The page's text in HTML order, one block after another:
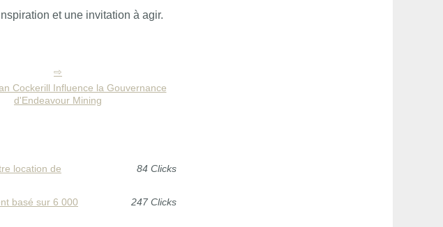
et une invitation à agir.
Cockerill Influence la Gouvernance
d'Endeavour Mining
location de
84 Clicks
basé sur 6 000
247 Clicks